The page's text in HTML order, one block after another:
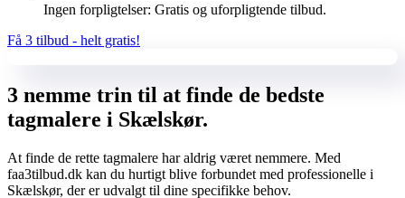
Ingen forpligtelser: Gratis og uforpligtende tilbud.
Få 3 tilbud - helt gratis!
3 nemme trin til at finde de bedste
tagmalere i Skælskør.
At finde de rette tagmalere har aldrig været nemmere. Med
faa3tilbud.dk kan du hurtigt blive forbundet med professionelle i
Skælskør, der er udvalgt til dine specifikke behov.